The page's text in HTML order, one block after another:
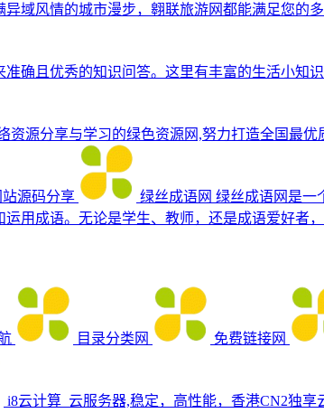
域风情的城市漫步，翱联旅游网都能满足您的多
确且优秀的知识问答。这里有丰富的生活小知
资源分享与学习的绿色资源网,努力打造全国最优
源码分享 绿丝成语网 绿丝成语网是一
用成语。无论是学生、教师，还是成语爱好者
目录分类网 免费链接网
i8云计算_云服务器,稳定，高性能，香港CN2独享